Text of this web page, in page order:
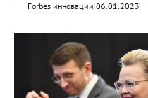
Forbes инновации 06.01.2023